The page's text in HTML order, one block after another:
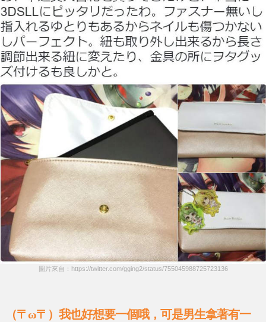
圖片來自：https://twitter.com/gging2/status/755045988725723136
（〒ω〒）我也好想要一個哦，可是男生拿著有一